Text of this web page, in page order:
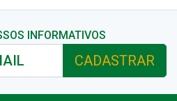
INFORMATIVOS
CADASTRAR